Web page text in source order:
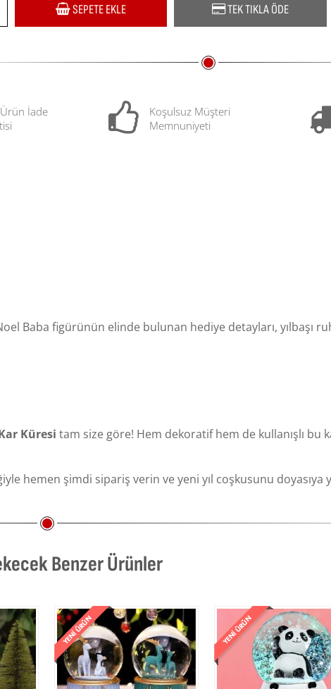
SEPETE EKLE TEK TIKLA ÖDE
İade
Koşulsuz Müşteri
Memnuniyeti
Baba figürünün elinde bulunan hediye detayları, yılbaşı
Küresi tam size göre! Hem dekoratif hem de kullanışlı bu
hemen şimdi sipariş verin ve yeni yıl coşkusunu doyasıya
Benzer Ürünler